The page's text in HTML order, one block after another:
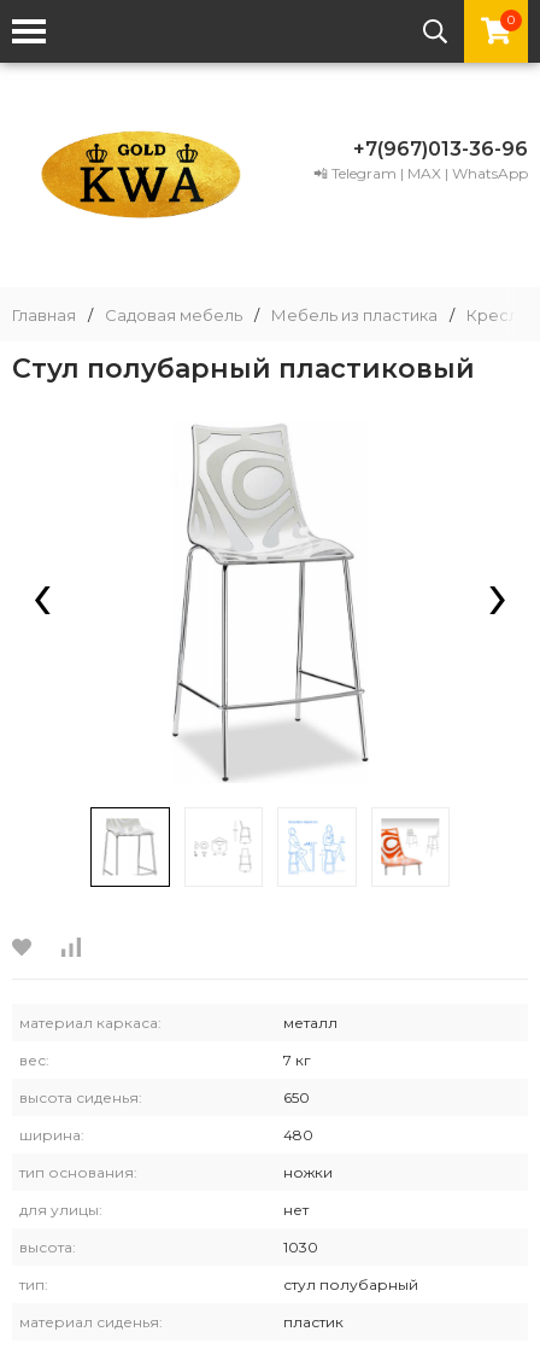
0
+7(967)013-36-96
📲 Telegram | MAX | WhatsApp
Главная / Садовая мебель / Мебель из пластика / Кресла
Стул полубарный пластиковый
‹ ›
материал каркаса: металл
вес: 7 кг
высота сиденья: 650
ширина: 480
тип основания: ножки
для улицы: нет
высота: 1030
тип: стул полубарный
материал сиденья: пластик